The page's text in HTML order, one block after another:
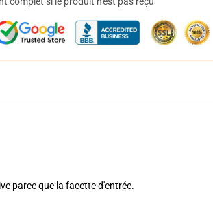
parce que la facette d'entrée.